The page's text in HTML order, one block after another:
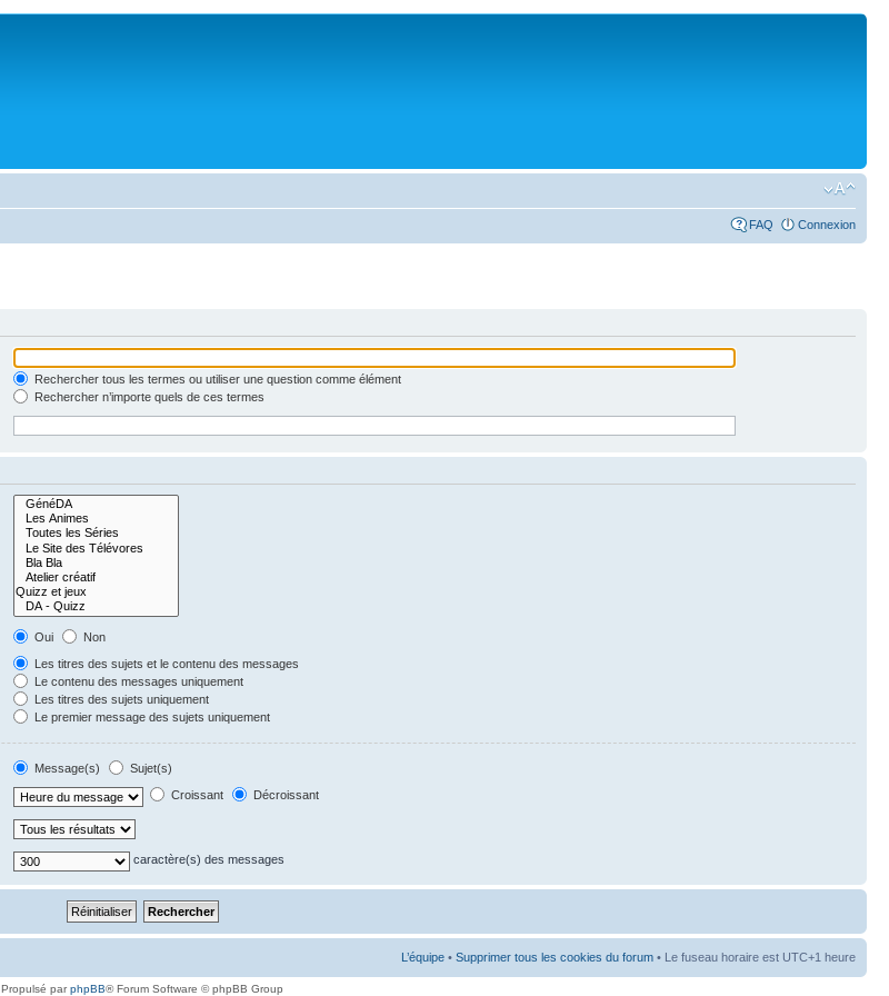
FAQ Connexion
Rechercher tous les termes ou utiliser une question comme élément
Rechercher n’importe quels de ces termes
Oui
Non
Les titres des sujets et le contenu des messages
Le contenu des messages uniquement
Les titres des sujets uniquement
Le premier message des sujets uniquement
Message(s)
Sujet(s)
Croissant Décroissant
caractère(s) des messages
L’équipe • Supprimer tous les cookies du forum • Le fuseau horaire est UTC+1 heure
Propulsé parphpBB® Forum Software © phpBB Group